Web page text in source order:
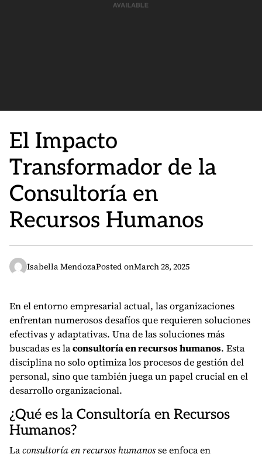
El Impacto
Transformador de la
Consultoría en
Recursos Humanos
Isabella MendozaPosted onMarch 28, 2025
En el entorno empresarial actual, las organizaciones
enfrentan numerosos desafíos que requieren soluciones
efectivas y adaptativas. Una de las soluciones más
buscadas es laconsultoría en recursos humanos. Esta
disciplina no solo optimiza los procesos de gestión del
personal, sino que también juega un papel crucial en el
desarrollo organizacional.
¿Qué es la Consultoría en Recursos
Humanos?
Laconsultoría en recursos humanosse enfoca en